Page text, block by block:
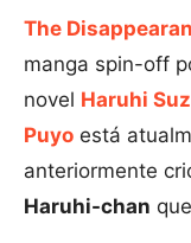
The
manga spin-off
novel Haruhi
Puyo está
anteriormente
Haruhi-chan